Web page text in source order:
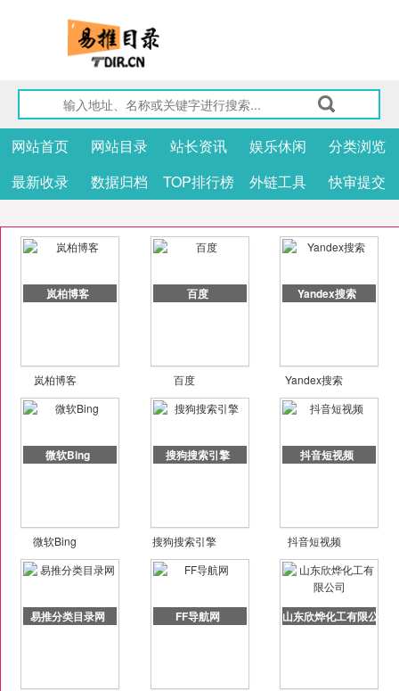
网站首页 网站目录 站长资讯 娱乐休闲
分类浏览
最新收录
数据归档 TOP排行榜 外链工具 快审提交
岚柏博客
岚柏博客
百度
百度
Yandex搜索
Yandex搜索
微软Bing
微软Bing
搜狗搜索引擎
搜狗搜索引擎
抖音短视频
抖音短视频
易推分类目录网 FF导航网 山东欣烨化工有限公司